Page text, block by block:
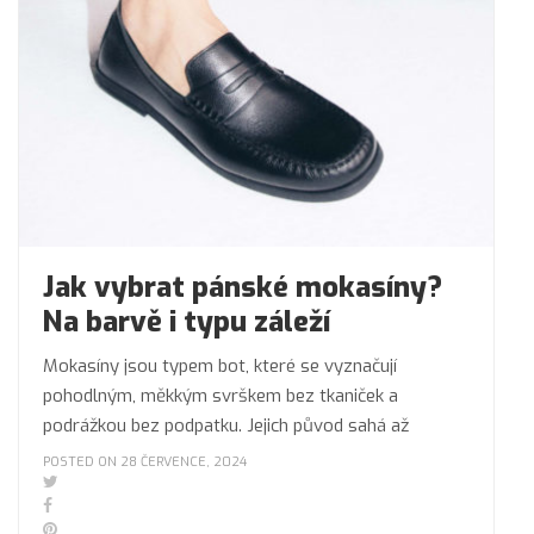
Jak vybrat pánské mokasíny?
Na barvě i typu záleží
Mokasíny jsou typem bot, které se vyznačují
pohodlným, měkkým svrškem bez tkaniček a
podrážkou bez podpatku. Jejich původ sahá až
POSTED ON 28 ČERVENCE, 2024